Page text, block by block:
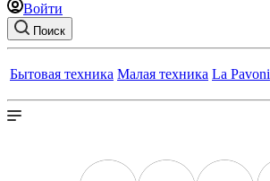
Войти
Поиск
Бытовая техника Малая техника La Pavoni